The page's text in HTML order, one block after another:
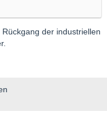
der industriellen